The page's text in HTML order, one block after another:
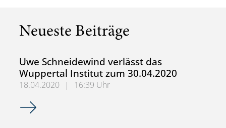
Neueste Beiträge
Uwe Schneidewind verlässt das
Wuppertal Institut zum 30.04.2020
18.04.2020 |
16:39 Uhr
Uwe Schneidewind verlässt das Wuppertal Institut zum